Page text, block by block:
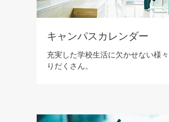
キャンパスカレンダー
充実した学校生活に欠かせない様
りだくさん。